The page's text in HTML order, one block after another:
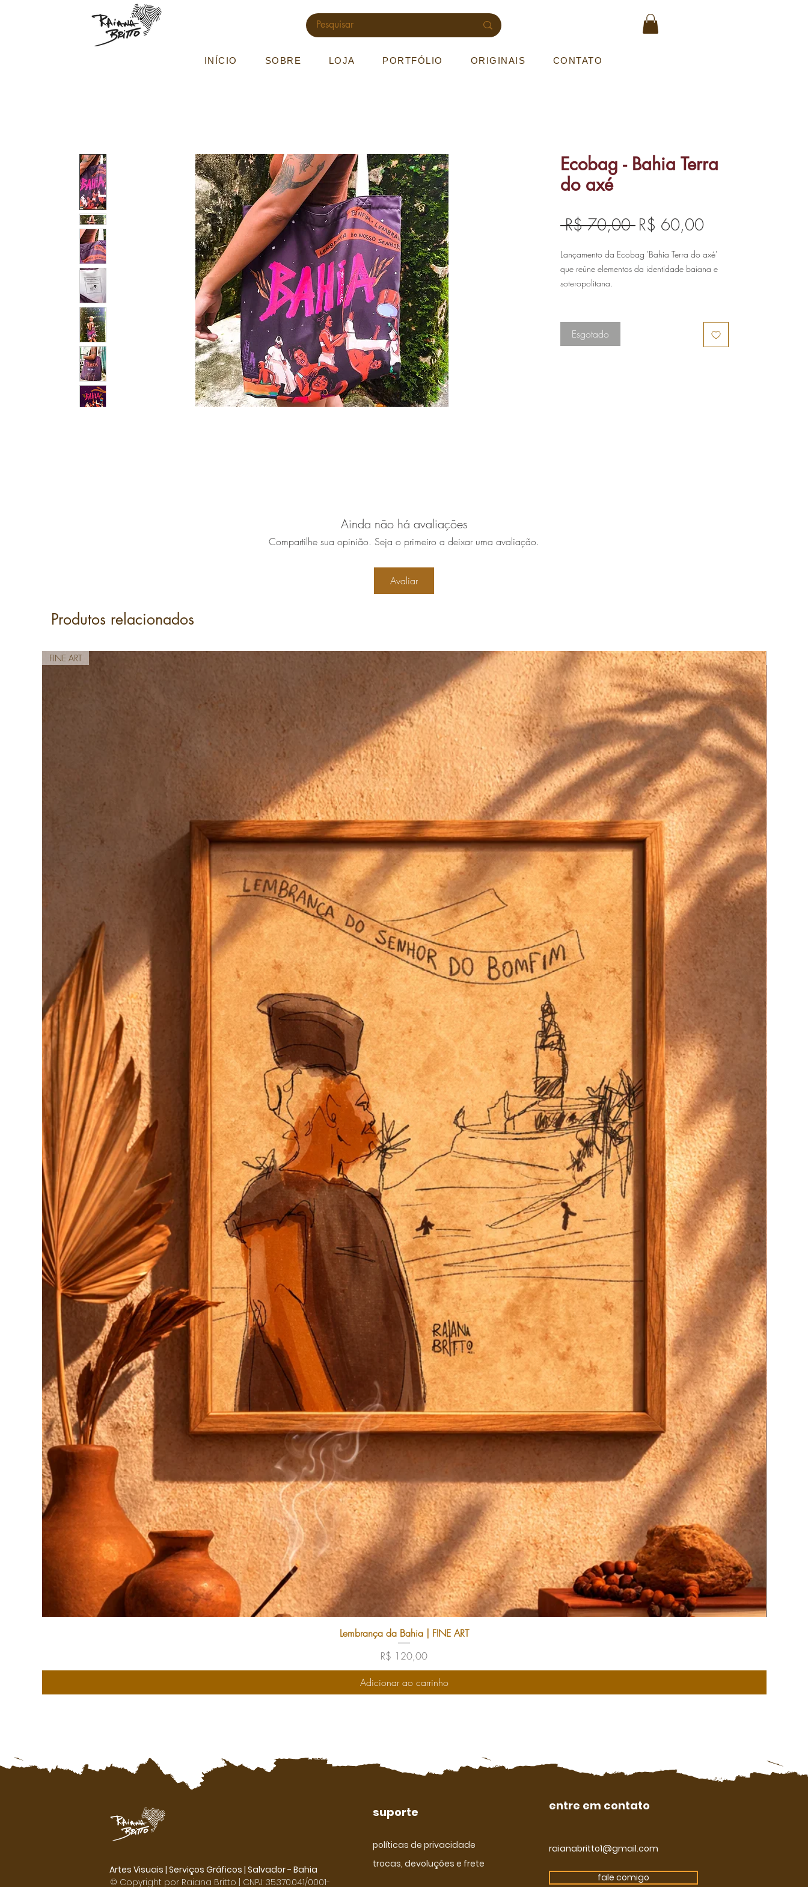
INÍCIO SOBRE LOJA PORTFÓLIO ORIGINAIS CONTATO
Ecobag - Bahia Terra
do axé
R$ 70,00 Preço
normal
R$ 60,00Preço
Lançamento da Ecobag 'Bahia Terra do axé'
que reúne elementos da identidade baiana e
soteropolitana.
Medidas: 50cm x 50cm
Esgotado
Ainda não há avaliações
Compartilhe sua opinião. Seja o primeiro a deixar uma avaliação.
Avaliar
Produtos relacionados
FINE ART
Lembrança da Bahia | FINE ART
Preço
R$ 120,00
Adicionar ao carrinho
Artes Visuais | Serviços Gráficos | Salvador - Bahia
© Copyright por Raiana Britto | CNPJ: 35.370.041/0001-
suporte
políticas de privacidade
trocas, devoluções e frete
entre em contato
raianabritto1@gmail.com
fale comigo